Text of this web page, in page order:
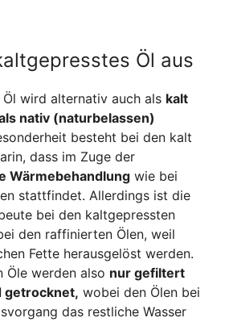
Öl aus
wird alternativ auch als kalt
nativ (naturbelassen)
besteht bei den kalt
dass im Zuge der
Wärmebehandlung wie bei
stattfindet. Allerdings ist die
bei den kaltgepressten
den raffinierten Ölen, weil
Fette herausgelöst werden.
Öle werden also nur gefiltert
getrocknet, wobei den Ölen bei
das restliche Wasser